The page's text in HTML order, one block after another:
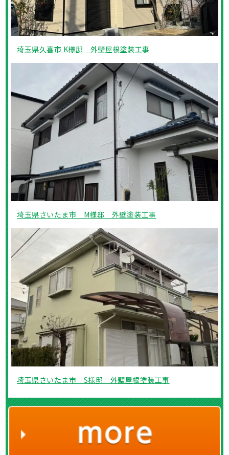
埼玉県久喜市 K様邸 外壁屋根塗装工事
埼玉県さいたま市 M様邸 外壁塗装工事
埼玉県さいたま市 S様邸 外壁屋根塗装工事